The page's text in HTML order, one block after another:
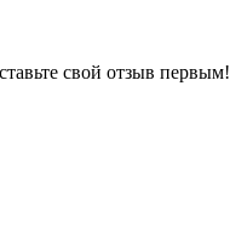
свой отзыв первым!